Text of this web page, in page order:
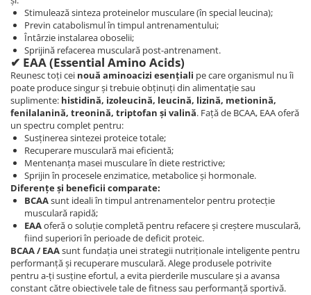
Stimulează sinteza proteinelor musculare (în special leucina);
Previn catabolismul în timpul antrenamentului;
Întârzie instalarea oboselii;
Sprijină refacerea musculară post-antrenament.
✔ EAA (Essential Amino Acids)
Reunesc toți cei nouă aminoacizi esențiali pe care organismul nu îi
poate produce singur și trebuie obținuți din alimentație sau
suplimente: histidină, izoleucină, leucină, lizină, metionină,
fenilalanină, treonină, triptofan și valină. Față de BCAA, EAA oferă
un spectru complet pentru:
Susținerea sintezei proteice totale;
Recuperare musculară mai eficientă;
Mentenanța masei musculare în diete restrictive;
Sprijin în procesele enzimatice, metabolice și hormonale.
Diferențe și beneficii comparate:
BCAAsunt ideali în timpul antrenamentelor pentru protecție
musculară rapidă;
EAAoferă o soluție completă pentru refacere și creștere musculară,
fiind superiori în perioade de deficit proteic.
BCAA / EAAsunt fundația unei strategii nutriționale inteligente pentru
performanță și recuperare musculară. Alege produsele potrivite
pentru a-ți susține efortul, a evita pierderile musculare și a avansa
constant către obiectivele tale de fitness sau performanță sportivă.